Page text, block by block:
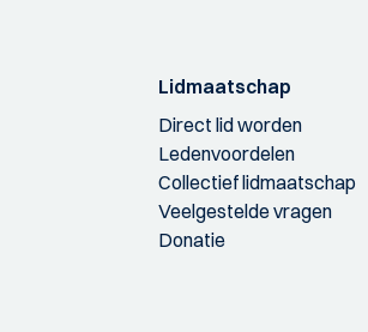
Lidmaatschap
Direct lid worden
Ledenvoordelen
Collectief lidmaatschap
Veelgestelde vragen
Donatie